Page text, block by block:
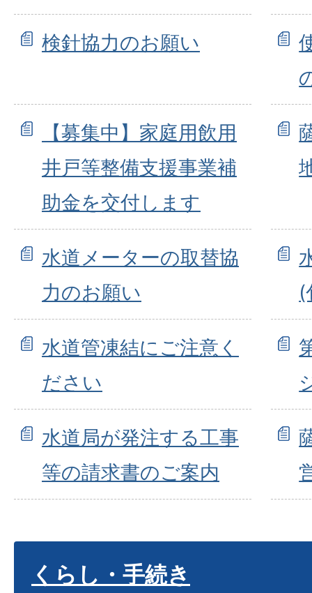
検針協力のお願い
【募集中】家庭用飲用
井戸等整備支援事業補
助金を交付します
水道メーターの取替協
力のお願い
(
水道管凍結にご注意く
ださい
水道局が発注する工事
等の請求書のご案内
くらし・手続き